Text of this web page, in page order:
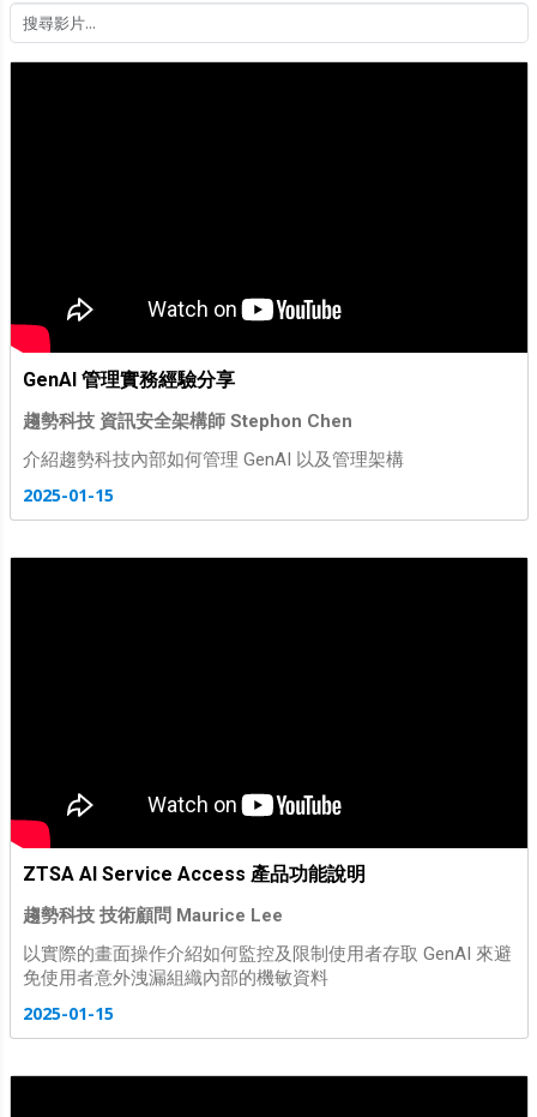
GenAI 管理實務經驗分享
趨勢科技 資訊安全架構師 Stephon Chen
介紹趨勢科技內部如何管理 GenAI 以及管理架構
2025-01-15
ZTSA AI Service Access 產品功能說明
趨勢科技 技術顧問 Maurice Lee
以實際的畫面操作介紹如何監控及限制使用者存取 GenAI 來避
免使用者意外洩漏組織內部的機敏資料
2025-01-15